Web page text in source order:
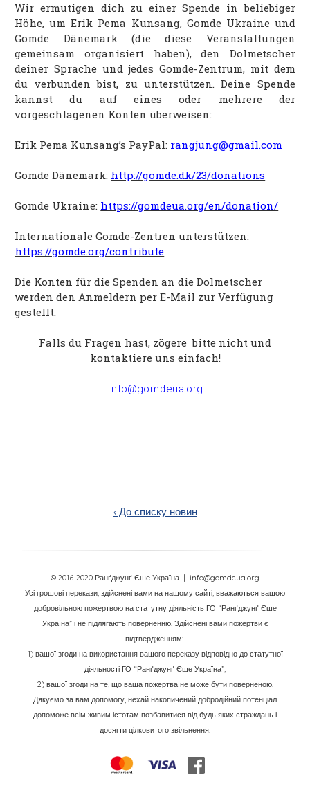
Wir ermutigen dich zu einer Spende in beliebiger
Höhe, um Erik Pema Kunsang, Gomde Ukraine und
Gomde Dänemark (die diese Veranstaltungen
gemeinsam organisiert haben), den Dolmetscher
deiner Sprache und jedes Gomde-Zentrum, mit dem
du verbunden bist, zu unterstützen. Deine Spende
kannst du auf eines oder mehrere der
vorgeschlagenen Konten überweisen:
Erik Pema Kunsang’s PayPal: rangjung@gmail.com
Gomde Dänemark: http://gomde.dk/23/donations
Gomde Ukraine: https://gomdeua.org/en/donation/
Internationale Gomde-Zentren unterstützen:
https://gomde.org/contribute
Die Konten für die Spenden an die Dolmetscher
werden den Anmeldern per E-Mail zur Verfügung
gestellt.
Falls du Fragen hast, zögere bitte nicht und
kontaktiere uns einfach!
info@gomdeua.org
‹ До списку новин
© 2016-2020 Ранґджунґ Єше Україна
| info@gomdeua.org
Усі грошові перекази, здійснені вами на нашому сайті, вважаються вашою
добровільною пожертвою на статутну діяльність ГО “Ранґджунґ Єше
Україна” і не підлягають поверненню. Здійснені вами пожертви є
підтвердженням:
1) вашої згоди на використання вашого переказу відповідно до статутної
діяльності ГО “Ранґджунґ Єше Україна”;
2) вашої згоди на те, що ваша пожертва не може бути поверненою.
Дякуємо за вам допомогу, нехай накопичений добродійний потенціал
допоможе всім живим істотам позбавитися від будь яких страждань і
досягти цілковитого звільнення!